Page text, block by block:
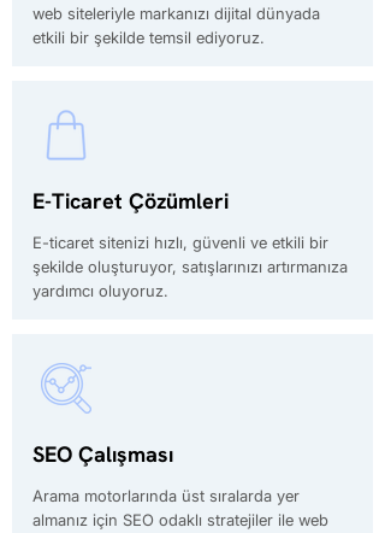
web siteleriyle markanızı dijital dünyada
etkili bir şekilde temsil ediyoruz.
E-Ticaret Çözümleri
E-ticaret sitenizi hızlı, güvenli ve etkili bir
şekilde oluşturuyor, satışlarınızı artırmanıza
yardımcı oluyoruz.
SEO Çalışması
Arama motorlarında üst sıralarda yer
almanız için SEO odaklı stratejiler ile web